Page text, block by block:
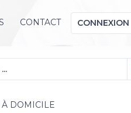
CONTACT CONNEXION
À DOMICILE